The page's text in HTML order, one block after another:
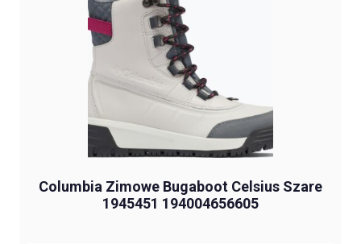
Columbia Zimowe Bugaboot Celsius Szare
1945451 194004656605